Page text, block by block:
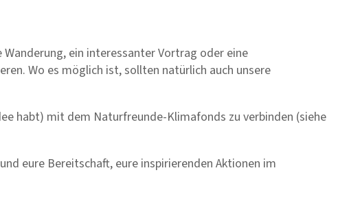
ein interessanter Vortrag oder eine
Wo es möglich ist, sollten natürlich auch unsere
habt) mit dem Naturfreunde-Klimafonds zu verbinden (siehe
eure Bereitschaft, eure inspirierenden Aktionen im